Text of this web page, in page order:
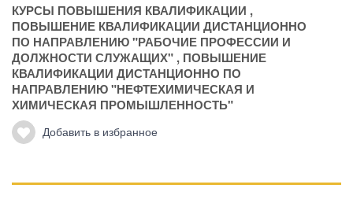
КУРСЫ ПОВЫШЕНИЯ КВАЛИФИКАЦИИ ,
ПОВЫШЕНИЕ КВАЛИФИКАЦИИ ДИСТАНЦИОННО
ПО НАПРАВЛЕНИЮ "РАБОЧИЕ ПРОФЕССИИ И
ДОЛЖНОСТИ СЛУЖАЩИХ" , ПОВЫШЕНИЕ
КВАЛИФИКАЦИИ ДИСТАНЦИОННО ПО
НАПРАВЛЕНИЮ "НЕФТЕХИМИЧЕСКАЯ И
ХИМИЧЕСКАЯ ПРОМЫШЛЕННОСТЬ"
Добавить в избранное